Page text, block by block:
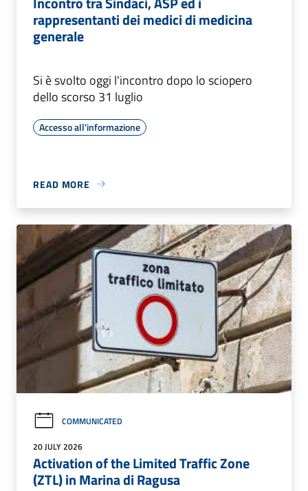
rappresentanti dei medici di medicina
generale
Si è svolto oggi l'incontro dopo lo sciopero
dello scorso 31 luglio
Accesso all'informazione
READ MORE
COMMUNICATED
20 JULY 2026
Activation of the Limited Traffic Zone
(ZTL) in Marina di Ragusa